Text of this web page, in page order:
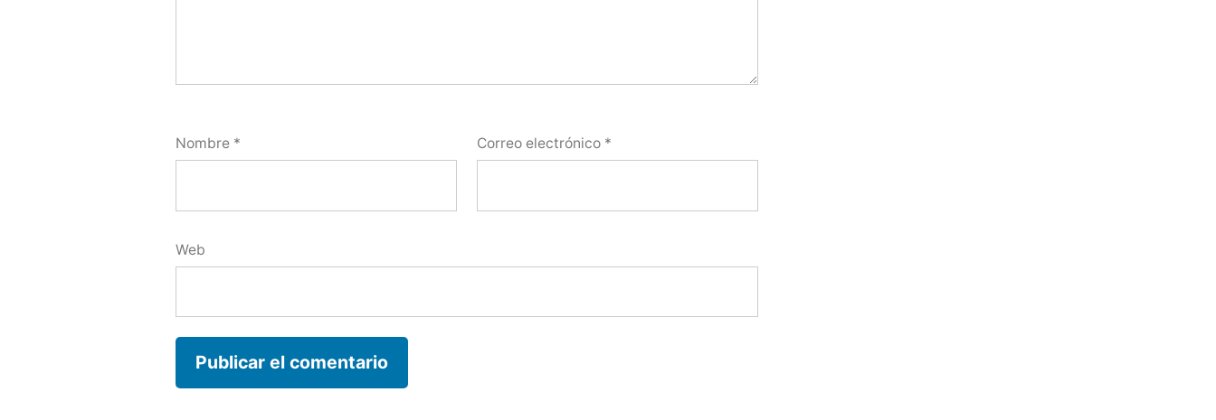
Nombre * Correo electrónico *
Web